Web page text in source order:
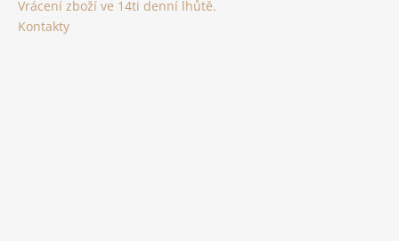
Vrácení zboží ve 14ti denní lhůtě.
Kontakty